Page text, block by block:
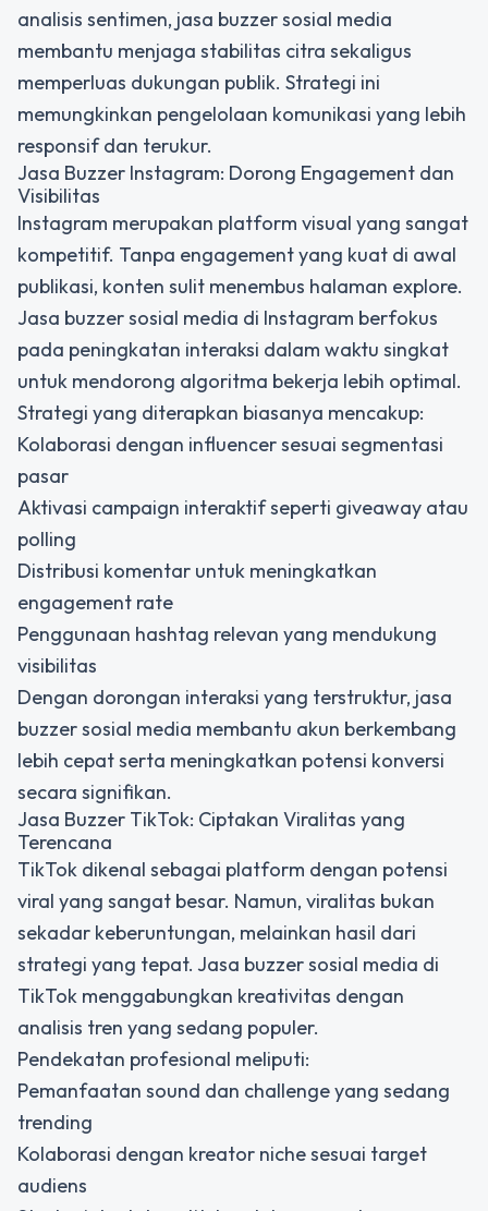
analisis sentimen, jasa buzzer sosial media
membantu menjaga stabilitas citra sekaligus
memperluas dukungan publik. Strategi ini
memungkinkan pengelolaan komunikasi yang lebih
responsif dan terukur.
Jasa Buzzer Instagram: Dorong Engagement dan
Visibilitas
Instagram merupakan platform visual yang sangat
kompetitif. Tanpa engagement yang kuat di awal
publikasi, konten sulit menembus halaman explore.
Jasa buzzer sosial media di Instagram berfokus
pada peningkatan interaksi dalam waktu singkat
untuk mendorong algoritma bekerja lebih optimal.
Strategi yang diterapkan biasanya mencakup:
Kolaborasi dengan influencer sesuai segmentasi
pasar
Aktivasi campaign interaktif seperti giveaway atau
polling
Distribusi komentar untuk meningkatkan
engagement rate
Penggunaan hashtag relevan yang mendukung
visibilitas
Dengan dorongan interaksi yang terstruktur, jasa
buzzer sosial media membantu akun berkembang
lebih cepat serta meningkatkan potensi konversi
secara signifikan.
Jasa Buzzer TikTok: Ciptakan Viralitas yang
Terencana
TikTok dikenal sebagai platform dengan potensi
viral yang sangat besar. Namun, viralitas bukan
sekadar keberuntungan, melainkan hasil dari
strategi yang tepat. Jasa buzzer sosial media di
TikTok menggabungkan kreativitas dengan
analisis tren yang sedang populer.
Pendekatan profesional meliputi:
Pemanfaatan sound dan challenge yang sedang
trending
Kolaborasi dengan kreator niche sesuai target
audiens